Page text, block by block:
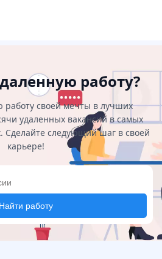
работу?
работу своей мечты в лучших
удаленных вакансий в самых
Сделайте следующий шаг в своей
карьере!
Найти работу